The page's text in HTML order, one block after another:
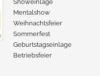
Showeinlage
Mentalshow
Weihnachtsfeier
Sommerfest
Geburtstagseinlage
Betriebsfeier